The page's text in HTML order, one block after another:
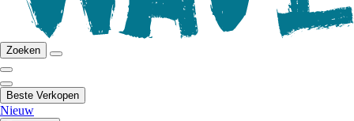
Zoeken
Beste Verkopen
Nieuw